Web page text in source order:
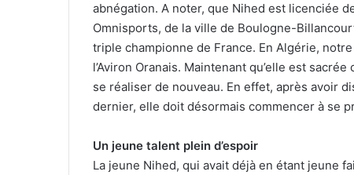
abnégation. A noter, que Nihed est licenciée
Omnisports, de la ville de Boulogne-
triple championne de France. En Algérie,
l’Aviron Oranais. Maintenant qu’elle est
se réaliser de nouveau. En effet, après avoir
dernier, elle doit désormais commencer à se
Un jeune talent plein d’espoir
La jeune Nihed, qui avait déjà en étant jeune